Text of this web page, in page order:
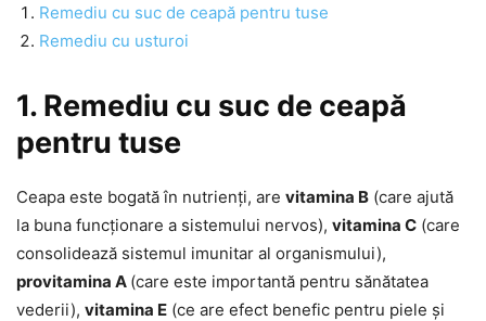
Remediu cu suc de ceapă pentru tuse
Remediu cu usturoi
1. Remediu cu suc de ceapă
pentru tuse
Ceapa este bogată în nutrienți, are vitamina B (care ajută
la buna funcționare a sistemului nervos), vitamina C (care
consolidează sistemul imunitar al organismului),
provitamina A (care este importantă pentru sănătatea
vederii), vitamina E (ce are efect benefic pentru piele și